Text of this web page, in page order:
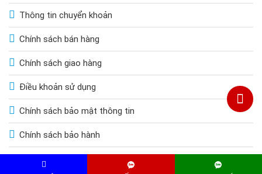
Thông tin chuyển khoản
Chính sách bán hàng
Chính sách giao hàng
Điều khoản sử dụng
Chính sách bảo mật thông tin
Chính sách bảo hành